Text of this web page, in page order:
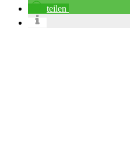
teilen